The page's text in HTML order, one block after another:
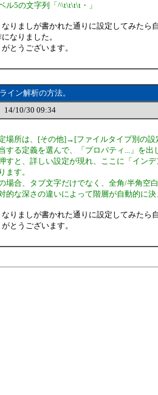
ル5の文字列「^\t\t\t\t・」
なりましが書かれた通りに設定してみたら
なりました。
とうございます。
イン解析の方法。
10/30 09:34
場所は、[その他]→[ファイルタイプ別の
する定義を選んで、「プロパティ...」を出
すと、詳しい設定が現れ、ここに「イン
ます。
場合、タブ文字だけでなく、全角/半角空
的な深さの違いによって階層が自動的に決
りましが書かれた通りに設定してみたら
とうございます。